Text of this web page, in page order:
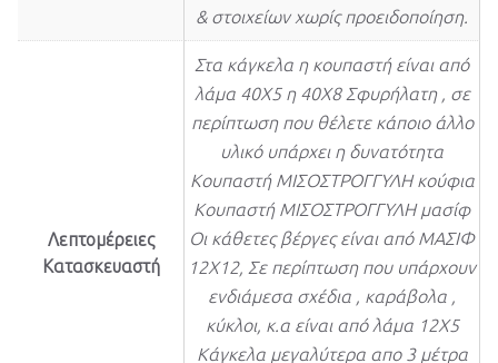
& στοιχείων χωρίς προειδοποίηση.
Λεπτομέρειες
Κατασκευαστή
Στα κάγκελα η κουπαστή είναι από
λάμα 40Χ5 η 40Χ8 Σφυρήλατη , σε
περίπτωση που θέλετε κάποιο άλλο
υλικό υπάρχει η δυνατότητα
Κουπαστή ΜΙΣΟΣΤΡΟΓΓΥΛΗ κούφια
Κουπαστή ΜΙΣΟΣΤΡΟΓΓΥΛΗ μασίφ
Οι κάθετες βέργες είναι από ΜΑΣΙΦ
12Χ12, Σε περίπτωση που υπάρχουν
ενδιάμεσα σχέδια , καράβολα ,
κύκλοι, κ.α είναι από λάμα 12Χ5
Κάγκελα μεγαλύτερα απο 3 μέτρα